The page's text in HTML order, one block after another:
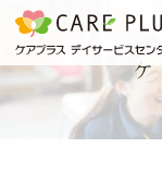
こんな方に
おすすめ